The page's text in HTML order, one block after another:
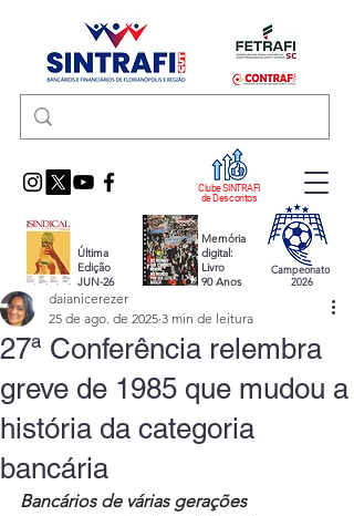
Clube SINTRAFI
de Descontos
Última
Edição
JUN-26
Memória
digital:
Livro
90 Anos
Campeonato
2026
27ª Conferência relembra
greve de 1985 que mudou a
história da categoria
bancária
daianicerezer
25 de ago. de 2025 3 min de leitura
Bancários de várias gerações